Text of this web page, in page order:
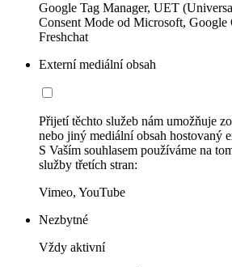
Google Tag Manager, UET
Consent Mode od Microsoft, Google
Freshchat
Externí mediální obsah
Přijetí těchto služeb nám umožňuje
nebo jiný mediální obsah hostovaný
S Vaším souhlasem používáme na
služby třetích stran:
Vimeo, YouTube
Nezbytné
Vždy aktivní